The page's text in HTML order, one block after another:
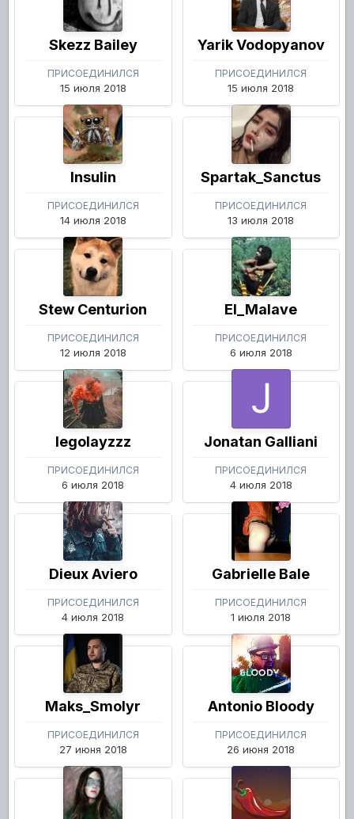
Skezz Bailey
ПРИСОЕДИНИЛСЯ
15 июля 2018
Yarik Vodopyanov
ПРИСОЕДИНИЛСЯ
15 июля 2018
Insulin
ПРИСОЕДИНИЛСЯ
14 июля 2018
Spartak_Sanctus
ПРИСОЕДИНИЛСЯ
13 июля 2018
Stew Centurion
ПРИСОЕДИНИЛСЯ
12 июля 2018
El_Malave
ПРИСОЕДИНИЛСЯ
6 июля 2018
legolayzzz
ПРИСОЕДИНИЛСЯ
6 июля 2018
Jonatan Galliani
ПРИСОЕДИНИЛСЯ
4 июля 2018
Dieux Aviero
ПРИСОЕДИНИЛСЯ
4 июля 2018
Gabrielle Bale
ПРИСОЕДИНИЛСЯ
1 июля 2018
Maks_Smolyr
ПРИСОЕДИНИЛСЯ
27 июня 2018
Antonio Bloody
ПРИСОЕДИНИЛСЯ
26 июня 2018